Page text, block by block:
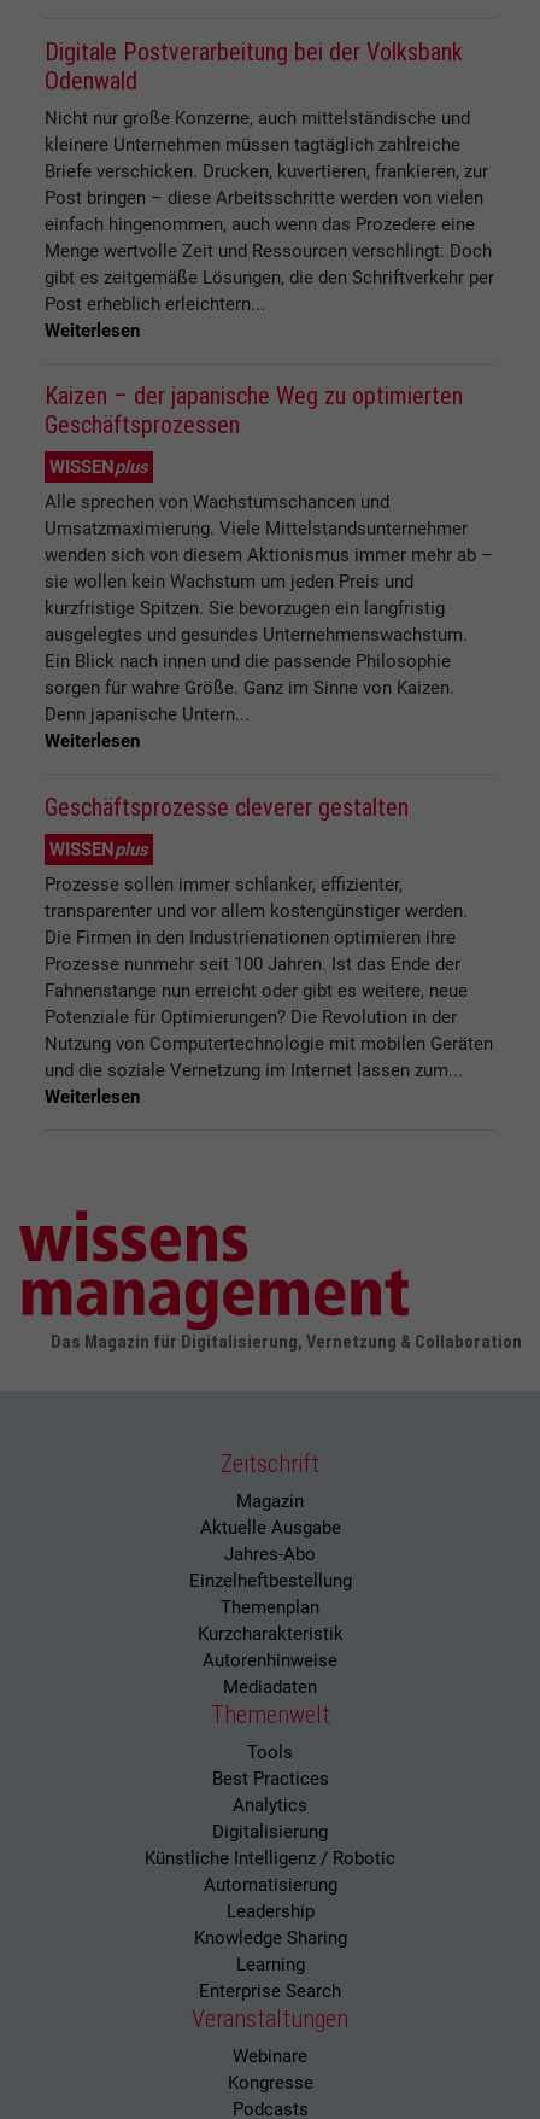
Digitale Postverarbeitung bei der Volksbank
Odenwald
Nicht nur große Konzerne, auch mittelständische und
kleinere Unternehmen müssen tagtäglich zahlreiche
Briefe verschicken. Drucken, kuvertieren, frankieren, zur
Post bringen – diese Arbeitsschritte werden von vielen
einfach hingenommen, auch wenn das Prozedere eine
Menge wertvolle Zeit und Ressourcen verschlingt. Doch
gibt es zeitgemäße Lösungen, die den Schriftverkehr per
Post erheblich erleichtern...
Weiterlesen
Kaizen – der japanische Weg zu optimierten
Geschäftsprozessen
WISSEN plus
Alle sprechen von Wachstumschancen und
Umsatzmaximierung. Viele Mittelstandsunternehmer
wenden sich von diesem Aktionismus immer mehr ab –
sie wollen kein Wachstum um jeden Preis und
kurzfristige Spitzen. Sie bevorzugen ein langfristig
ausgelegtes und gesundes Unternehmenswachstum.
Ein Blick nach innen und die passende Philosophie
sorgen für wahre Größe. Ganz im Sinne von Kaizen.
Denn japanische Untern...
Weiterlesen
Geschäftsprozesse cleverer gestalten
WISSENplus
Prozesse sollen immer schlanker, effizienter,
transparenter und vor allem kostengünstiger werden.
Die Firmen in den Industrienationen optimieren ihre
Prozesse nunmehr seit 100 Jahren. Ist das Ende der
Fahnenstange nun erreicht oder gibt es weitere, neue
Potenziale für Optimierungen? Die Revolution in der
Nutzung von Computertechnologie mit mobilen Geräten
und die soziale Vernetzung im Internet lassen zum...
Weiterlesen
Das Magazin für Digitalisierung, Vernetzung & Collaboration
Zeitschrift
Magazin
Aktuelle Ausgabe
Jahres-Abo
Einzelheftbestellung
Themenplan
Kurzcharakteristik
Autorenhinweise
Mediadaten
Themenwelt
Tools
Best Practices
Analytics
Digitalisierung
Künstliche Intelligenz / Robotic
Automatisierung
Leadership
Knowledge Sharing
Learning
Enterprise Search
Veranstaltungen
Webinare
Kongresse
Podcasts